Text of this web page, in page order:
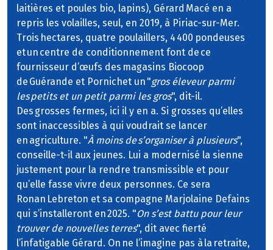
laitières et poules bio, lapins), Gérard Macé en a
repris les volailles, seul, en 2019, à Piriac-sur-Mer.
Trois hectares, quatre poulaillers, 4 400 pondeuses
et un centre de conditionnement font de ce
fournisseur d’œufs des magasins Biocoop
de Guérande et Pornichet un "gros éleveur parmi
les petits et un petit parmi les gros", dit-il.
Des grosses fermes, ici il y en a. Si grosses qu’elles
sont inaccessibles à qui voudrait se lancer
en agriculture. "À moins de s’organiser à plusieurs",
conseille-t-il aux jeunes. Lui a modernisé la sienne
justement pour la rendre transmissible et pour
qu’elle fasse vivre deux personnes. Ce sera
Ronan Lebreton et sa compagne Marjolaine Defains
qui s’installeront en 2025. "On s’est battu pour leur
trouver de nouvelles terres", dit avec fierté
l’infatigable Gérard. On ne l’imagine pas à la retraite,